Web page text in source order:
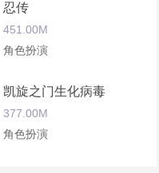
忍传
451.00M
角色扮演
凯旋之门生化病毒
377.00M
角色扮演